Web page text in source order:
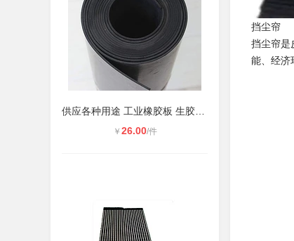
￥ 26.00/件
挡尘帘
挡尘帘是
能、经济